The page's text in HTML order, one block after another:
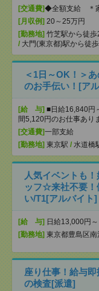
[交通費]◆全額支給 ＊家
[月収例] 20～25万円
[勤務地] 竹芝駅から徒歩
/ 大門(東京都)駅から徒
＜1日～OK！＞
のお手伝い！[ア
[給 与] ■日給16,840
間5,120円のお仕事あり
[交通費]一部支給
[勤務地] 東京駅 / 水道橋
人気イベントも
ッフ☆来社不要！
い/T1[アルバイト]
[給 与] 日給13,000円～
[勤務地] 東京都豊島区南
座り仕事！給与
の検査[派遣]